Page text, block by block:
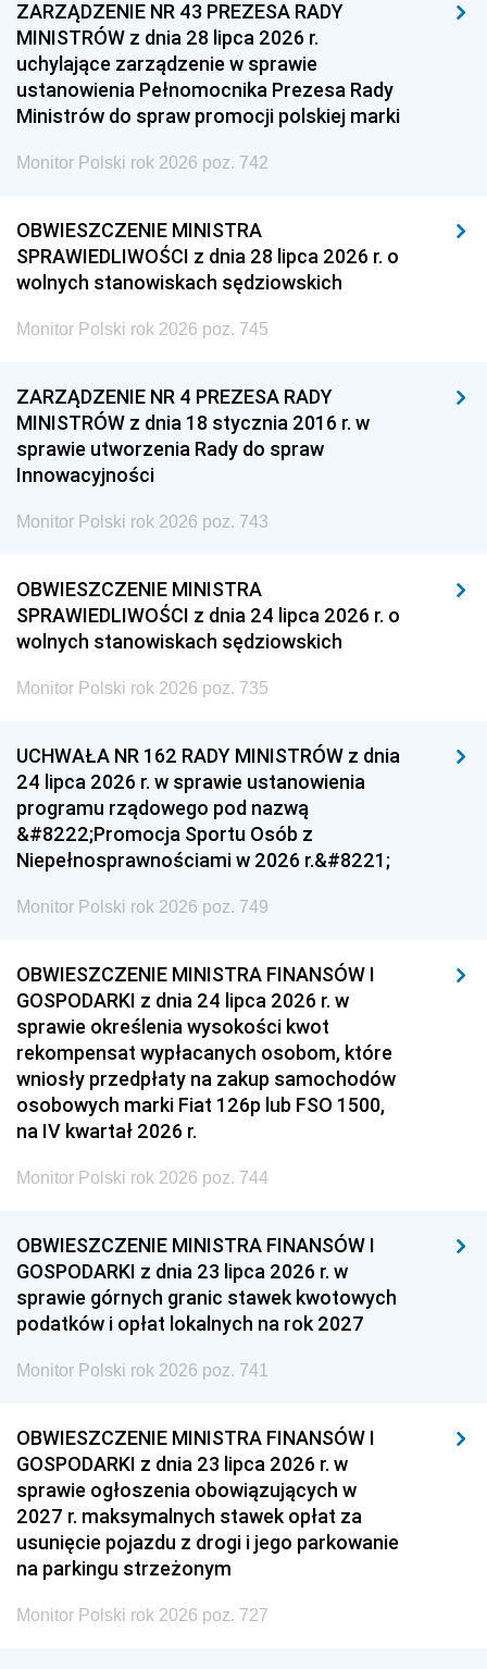
ZARZĄDZENIE NR 43 PREZESA RADY
MINISTRÓW z dnia 28 lipca 2026 r.
uchylające zarządzenie w sprawie
ustanowienia Pełnomocnika Prezesa Rady
Ministrów do spraw promocji polskiej marki
Monitor Polski rok 2026 poz. 742
OBWIESZCZENIE MINISTRA
SPRAWIEDLIWOŚCI z dnia 28 lipca 2026 r. o
wolnych stanowiskach sędziowskich
Monitor Polski rok 2026 poz. 745
ZARZĄDZENIE NR 4 PREZESA RADY
MINISTRÓW z dnia 18 stycznia 2016 r. w
sprawie utworzenia Rady do spraw
Innowacyjności
Monitor Polski rok 2026 poz. 743
OBWIESZCZENIE MINISTRA
SPRAWIEDLIWOŚCI z dnia 24 lipca 2026 r. o
wolnych stanowiskach sędziowskich
Monitor Polski rok 2026 poz. 735
UCHWAŁA NR 162 RADY MINISTRÓW z dnia
24 lipca 2026 r. w sprawie ustanowienia
programu rządowego pod nazwą
&#8222;Promocja Sportu Osób z
Niepełnosprawnościami w 2026 r.&#8221;
Monitor Polski rok 2026 poz. 749
OBWIESZCZENIE MINISTRA FINANSÓW I
GOSPODARKI z dnia 24 lipca 2026 r. w
sprawie określenia wysokości kwot
rekompensat wypłacanych osobom, które
wniosły przedpłaty na zakup samochodów
osobowych marki Fiat 126p lub FSO 1500,
na IV kwartał 2026 r.
Monitor Polski rok 2026 poz. 744
OBWIESZCZENIE MINISTRA FINANSÓW I
GOSPODARKI z dnia 23 lipca 2026 r. w
sprawie górnych granic stawek kwotowych
podatków i opłat lokalnych na rok 2027
Monitor Polski rok 2026 poz. 741
OBWIESZCZENIE MINISTRA FINANSÓW I
GOSPODARKI z dnia 23 lipca 2026 r. w
sprawie ogłoszenia obowiązujących w
2027 r. maksymalnych stawek opłat za
usunięcie pojazdu z drogi i jego parkowanie
na parkingu strzeżonym
Monitor Polski rok 2026 poz. 727